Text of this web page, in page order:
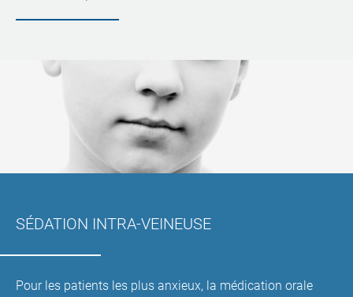
SÉDATION INTRA-VEINEUSE
Pour les patients les plus anxieux, la médication orale